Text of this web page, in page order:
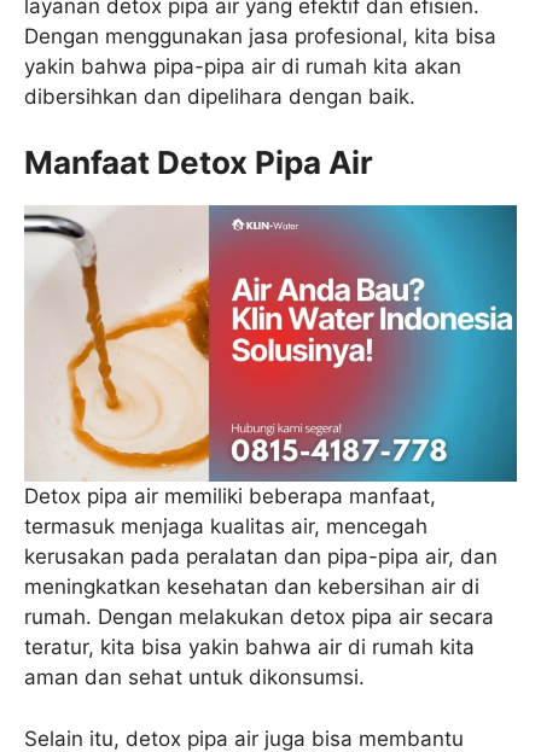
layanan detox pipa air yang efektif dan efisien.
Dengan menggunakan jasa profesional, kita bisa
yakin bahwa pipa-pipa air di rumah kita akan
dibersihkan dan dipelihara dengan baik.
Manfaat Detox Pipa Air
Detox pipa air memiliki beberapa manfaat,
termasuk menjaga kualitas air, mencegah
kerusakan pada peralatan dan pipa-pipa air, dan
meningkatkan kesehatan dan kebersihan air di
rumah. Dengan melakukan detox pipa air secara
teratur, kita bisa yakin bahwa air di rumah kita
aman dan sehat untuk dikonsumsi.
Selain itu, detox pipa air juga bisa membantu